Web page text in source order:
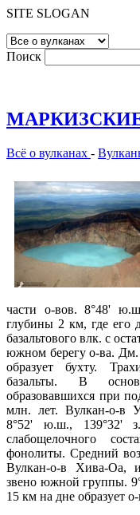
SITE SLOGAN
Поиск
Всё о вулканах -
части о-вов. 8°48'
глубины 2 км, где
базальтового влк. с
южном берегу о-ва. Дм.
образует бухту.
базальты. В
образовавшихся при
млн. лет. Вулкан-о-в
8°52' ю.ш., 139°32'
слабощелочного
фонолиты. Средний
Вулкан-о-в Хива-Оа,
звено южной группы.
15 км на дне образует